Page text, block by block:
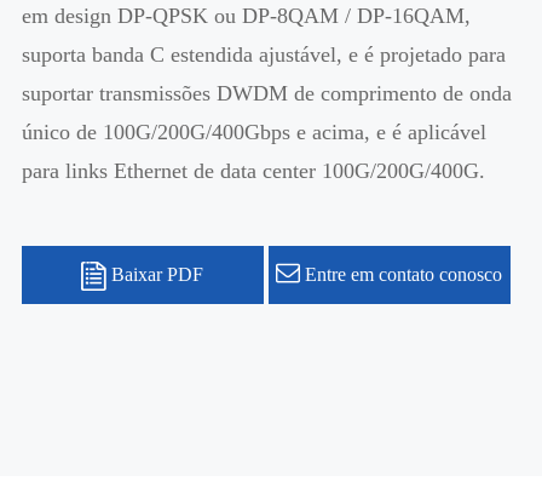
em design DP-QPSK ou DP-8QAM / DP-16QAM,
suporta banda C estendida ajustável, e é projetado para
suportar transmissões DWDM de comprimento de onda
único de 100G/200G/400Gbps e acima, e é aplicável
para links Ethernet de data center 100G/200G/400G.
Baixar PDF Entre em contato conosco